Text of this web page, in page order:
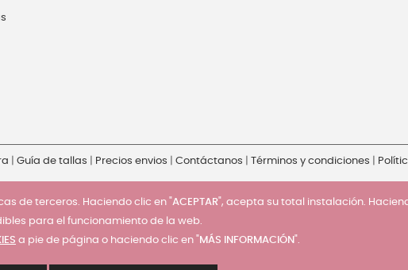
Guía de tallas Precios envios Contáctanos Términos y condiciones
de terceros. Haciendo clic en "ACEPTAR", acepta su total instalación.
para el funcionamiento de la web.
a pie de página o haciendo clic en "MÁS INFORMACIÓN".